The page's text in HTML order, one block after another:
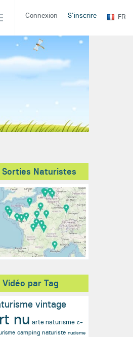
Connexion S'inscrire FR
Sorties Naturistes
Vidéo par Tag
vintage
nu arte naturisme c+
camping naturiste nudisme